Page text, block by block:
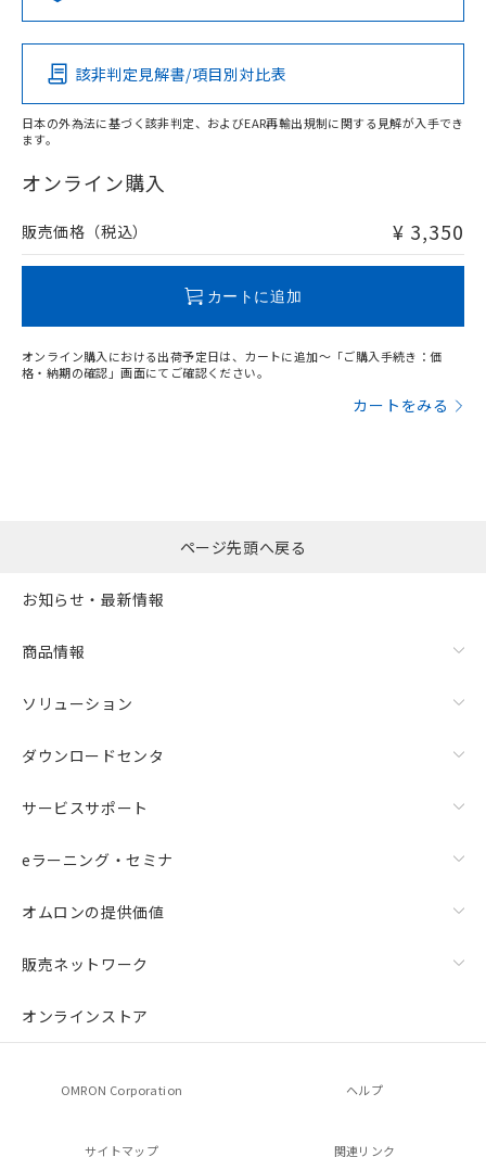
Pb Hg Cd Cr(VI)
O
在庫等で未対応品が混在する可能性があります。
問い合わせください。
該非判定見解書/項目別対比表
日本の外為法に基づく該非判定、およびEAR再輸出規制に関する見解が入手でき
ます。
オンライン購入
販売価格（税込） ¥ 3,350
カートに追加
オンライン購入における出荷予定日は、カートに追加～「ご購入手続き：価
格・納期の確認」画面にてご確認ください。
カートをみる
ページ先頭へ戻る
お知らせ・最新情報
商品情報
ソリューション
ダウンロードセンタ
サービスサポート
eラーニング・セミナ
オムロンの提供価値
販売ネットワーク
オンラインストア
OMRON Corporation ヘルプ
サイトマップ 関連リンク